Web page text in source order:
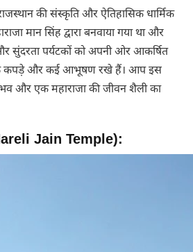
की संस्कृति और ऐतिहासिक धार्मिक
मान सिंह द्वारा बनवाया गया था और
सुंदरता पर्यटकों को अपनी ओर आकर्षित
के कपड़े और कई आभूषण रखे हैं। आप इस
और एक महाराजा की जीवन शैली का
Jain Temple):